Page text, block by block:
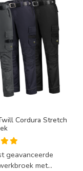
Cordura Stretch
geavanceerde
met